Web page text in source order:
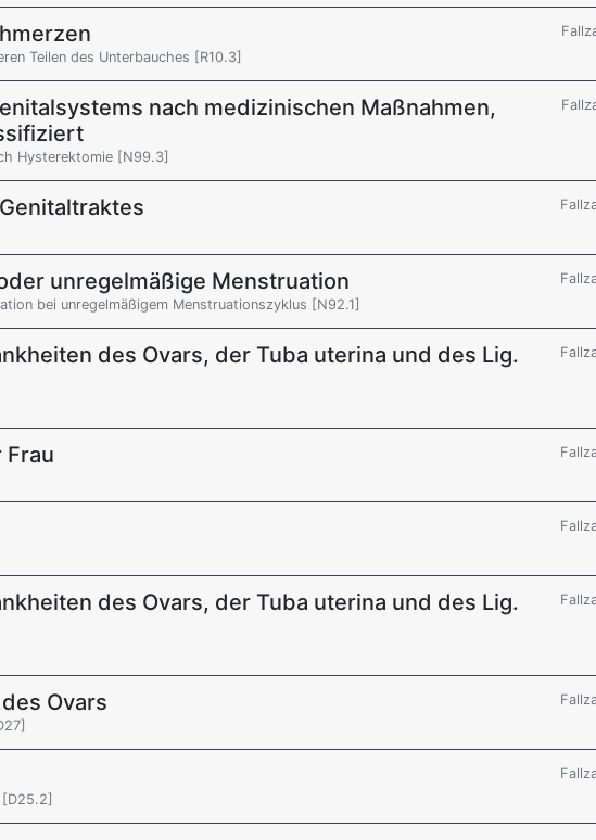
Teilen des Unterbauches [R10.3]
nach medizinischen Maßnahmen,
Hysterektomie [N99.3]
unregelmäßige Menstruation
bei unregelmäßigem Menstruationszyklus [N92.1]
des Ovars, der Tuba uterina und des Lig.
Frau
des Ovars, der Tuba uterina und des Lig.
Ovars